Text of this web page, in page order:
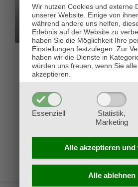
Wir nutzen Cookies und externe
unserer Website. Einige von
während andere uns helfen,
Erlebnis auf der Website zu
haben Sie die Möglichkeit Ihre
Einstellungen festzulegen. Zur
haben wir die Dienste in
würden uns freuen, wenn Sie
akzeptieren.
Essenziell
Statistik,
Marketing
Alle akzeptieren und
Alle ablehnen
Unser neuer Webshop
ist online!
14. Januar 2026
an
22.